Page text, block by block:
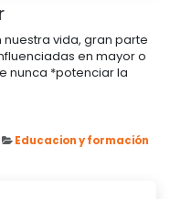
vida, gran parte
en mayor o
nunca *potenciar la
Educacion y formación